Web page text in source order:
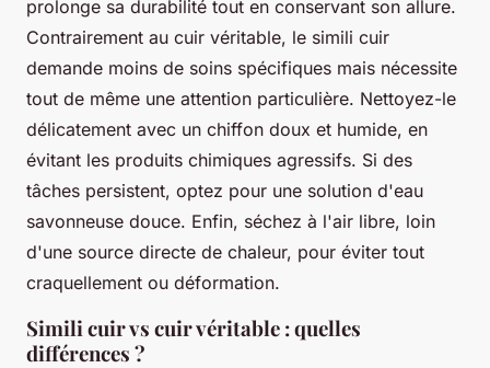
prolonge sa durabilité tout en conservant son allure.
Contrairement au cuir véritable, le simili cuir
demande moins de soins spécifiques mais nécessite
tout de même une attention particulière. Nettoyez-le
délicatement avec un chiffon doux et humide, en
évitant les produits chimiques agressifs. Si des
tâches persistent, optez pour une solution d'eau
savonneuse douce. Enfin, séchez à l'air libre, loin
d'une source directe de chaleur, pour éviter tout
craquellement ou déformation.
Simili cuir vs cuir véritable : quelles
différences ?